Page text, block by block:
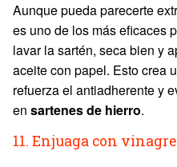
Aunque pueda parecerte
es uno de los más eficaces
lavar la sartén, seca bien y
aceite con papel. Esto crea
refuerza el antiadherente y
en sartenes de hierro.
11. Enjuaga con